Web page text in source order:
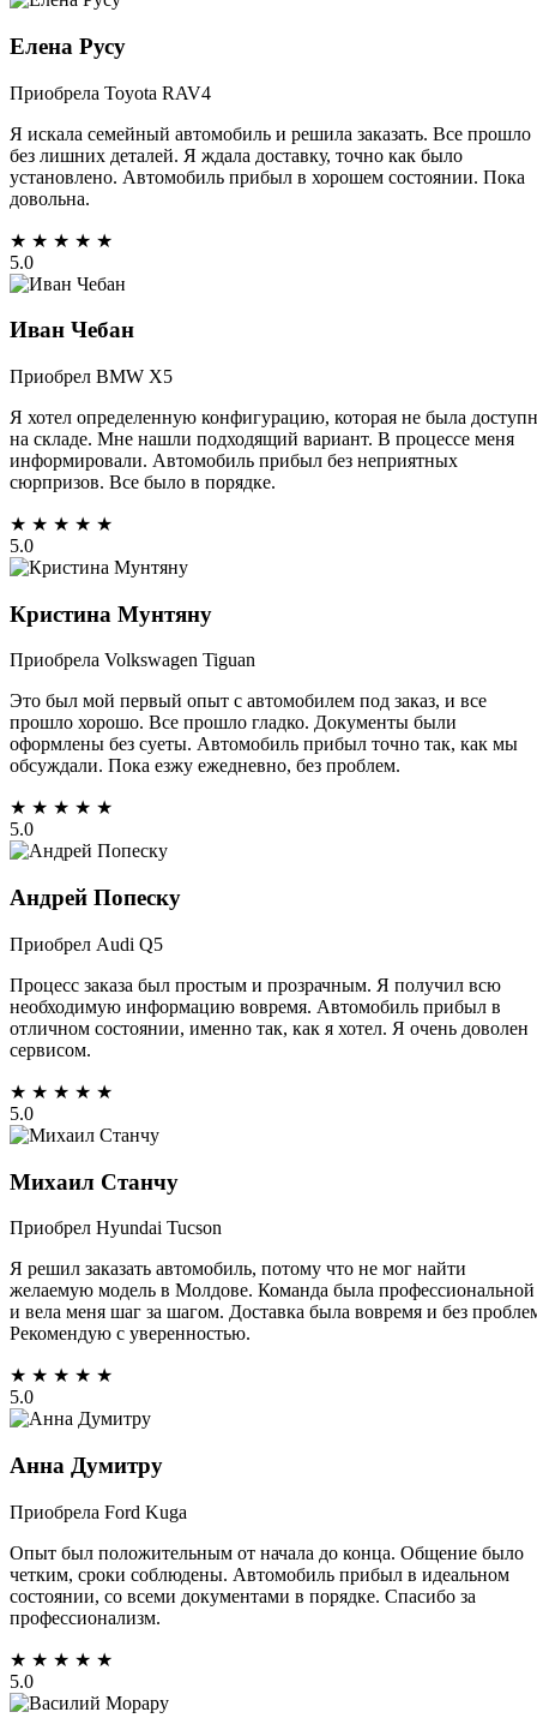
Елена Русу
Приобрела Toyota RAV4
Я искала семейный автомобиль и решила заказать. Все прошло
без лишних деталей. Я ждала доставку, точно как было
установлено. Автомобиль прибыл в хорошем состоянии. Пока
довольна.
★ ★ ★ ★ ★
5.0
Иван Чебан
Приобрел BMW X5
Я хотел определенную конфигурацию, которая не была
на складе. Мне нашли подходящий вариант. В процессе меня
информировали. Автомобиль прибыл без неприятных
сюрпризов. Все было в порядке.
★ ★ ★ ★ ★
5.0
Кристина Мунтяну
Приобрела Volkswagen Tiguan
Это был мой первый опыт с автомобилем под заказ, и все
прошло хорошо. Все прошло гладко. Документы были
оформлены без суеты. Автомобиль прибыл точно так, как мы
обсуждали. Пока езжу ежедневно, без проблем.
★ ★ ★ ★ ★
5.0
Андрей Попеску
Приобрел Audi Q5
Процесс заказа был простым и прозрачным. Я получил всю
необходимую информацию вовремя. Автомобиль прибыл в
отличном состоянии, именно так, как я хотел. Я очень доволен
сервисом.
★ ★ ★ ★ ★
5.0
Михаил Станчу
Приобрел Hyundai Tucson
Я решил заказать автомобиль, потому что не мог найти
желаемую модель в Молдове. Команда была профессиональной
и вела меня шаг за шагом. Доставка была вовремя и без
Рекомендую с уверенностью.
★ ★ ★ ★ ★
5.0
Анна Думитру
Приобрела Ford Kuga
Опыт был положительным от начала до конца. Общение было
четким, сроки соблюдены. Автомобиль прибыл в идеальном
состоянии, со всеми документами в порядке. Спасибо за
профессионализм.
★ ★ ★ ★ ★
5.0